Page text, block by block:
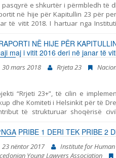
pasqyrë e shkurtër i përmbledh të
në hije për Kapitullin 23 për
të vitit 2018. I hartuar nga
i Helsinkit për të Drejtat e
- periudha para zgjedhjeve
të vitit 2016, - periudha e
së re më datë 31 maj të
së re deri në fund të muajit
kryesore në periudhën e
secilën fushën të Kapitullit 23. Për
shiheni Raportin në hije. Shadow
NË HIJE PËR
maj i vitit 2016 deri në janar të
30 mars 2018 Rrjeta 23
“Rrjeti 23+”, të cilin e
dhe Komiteti i Helsinkit për të
të strukturuar shoqërisë
të përfshira me Kapitullin 23
themelore. Ky raport i
konstatimet, konkluzionet dhe
i fushave të strukturuara
PRIBE 1 DERI TEK PRIBE 2
23 nëntor 2017
Institute for Human
Young Lawyers Association